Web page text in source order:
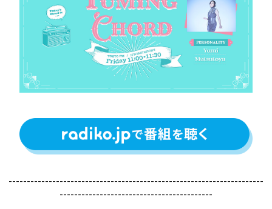
----------------------------------------------------------------------
------------------------------------------